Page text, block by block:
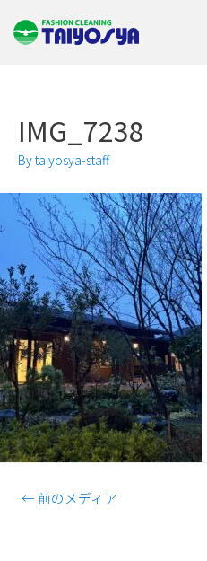
IMG_7238
Bytaiyosya-staff
← 前のメディア